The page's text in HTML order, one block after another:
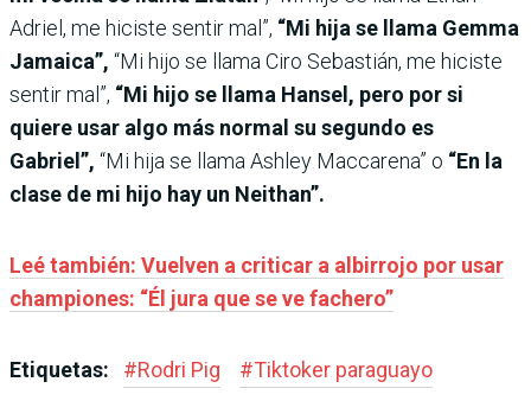
Adriel, me hiciste sentir mal”, “Mi hija se llama Gemma
Jamaica”, “Mi hijo se llama Ciro Sebastián, me hiciste
sentir mal”, “Mi hijo se llama Hansel, pero por si
quiere usar algo más normal su segundo es
Gabriel”, “Mi hija se llama Ashley Maccarena” o “En la
clase de mi hijo hay un Neithan”.
Leé también: Vuelven a criticar a albirrojo por usar
championes: “Él jura que se ve fachero”
Etiquetas: #Rodri Pig #Tiktoker paraguayo